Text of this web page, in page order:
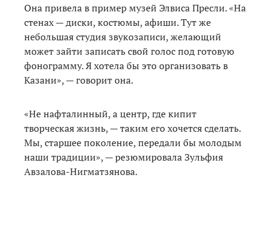
Она привела в пример музей Элвиса Пресли. «На
стенах — диски, костюмы, афиши. Тут же
небольшая студия звукозаписи, желающий
может зайти записать свой голос под готовую
фонограмму. Я хотела бы это организовать в
Казани», — говорит она.
«Не нафталинный, а центр, где кипит
творческая жизнь, — таким его хочется сделать.
Мы, старшее поколение, передали бы молодым
наши традиции», — резюмировала Зульфия
Авзалова-Нигматзянова.